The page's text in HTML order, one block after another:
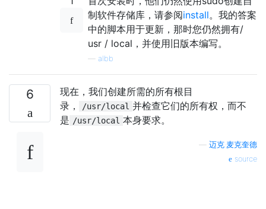
制软件存储库，请参阅install。我的答案
中的脚本用于更新，那时您仍然拥有/
usr / local，并使用旧版本编写。
albb
6
现在，我们创建所需的所有根目
录，
/usr/local 并检查它们的所有权，而不
是 /usr/local 本身要求。
迈克·麦克奎德
source